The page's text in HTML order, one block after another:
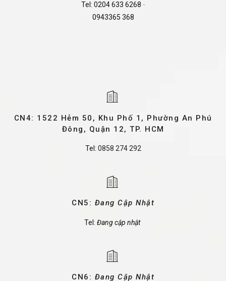
Tel: 0204 633 6268 -
0943365 368
CN4: 1522 Hẻm 50, Khu Phố 1, Phường An Phú
Đông, Quận 12, TP. HCM
Tel: 0858 274 292
CN5: Đang Cập Nhật
Tel: Đang cập nhật
CN6: Đang Cập Nhật